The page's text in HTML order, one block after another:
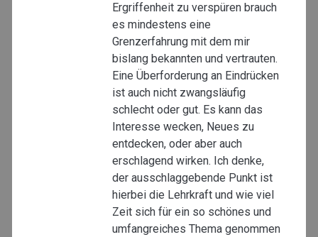
Ergriffenheit zu verspüren brauch
es mindestens eine
Grenzerfahrung mit dem mir
bislang bekannten und vertrauten.
Eine Überforderung an Eindrücken
ist auch nicht zwangsläufig
schlecht oder gut. Es kann das
Interesse wecken, Neues zu
entdecken, oder aber auch
erschlagend wirken. Ich denke,
der ausschlaggebende Punkt ist
hierbei die Lehrkraft und wie viel
Zeit sich für ein so schönes und
umfangreiches Thema genommen